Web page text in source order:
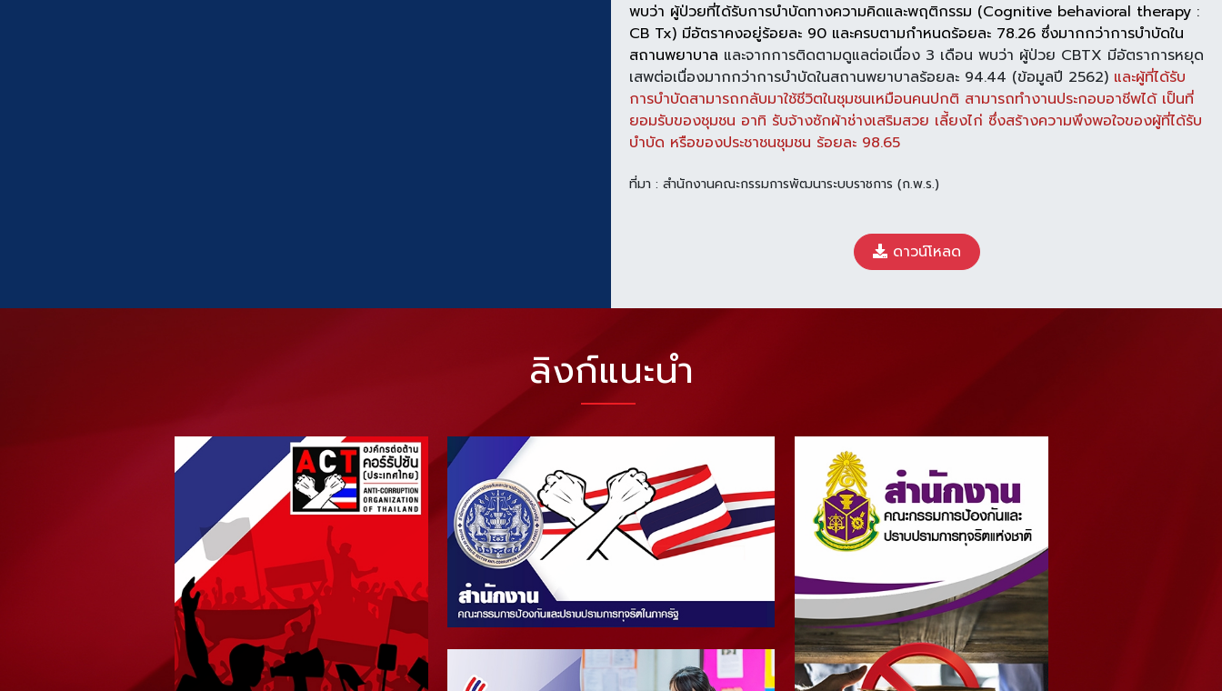
พบว่า ผู้ป่วยที่ได้รับการบำบัดทางความคิดและพฤติกรรม (Cognitive behavioral therapy :
CB Tx) มีอัตราคงอยู่ร้อยละ 90 และครบตามกำหนดร้อยละ 78.26 ซึ่งมากกว่าการบำบัดใน
สถานพยาบาล และจากการติดตามดูแลต่อเนื่อง 3 เดือน พบว่า ผู้ป่วย CBTX มีอัตราการหยุด
เสพต่อเนื่องมากกว่าการบำบัดในสถานพยาบาลร้อยละ 94.44 (ข้อมูลปี 2562) และผู้ที่ได้รับ
การบำบัดสามารถกลับมาใช้ชีวิตในชุมชนเหมือนคนปกติ สามารถทำงานประกอบอาชีพได้ เป็นที่
ยอมรับของชุมชน อาทิ รับจ้างซักผ้าช่างเสริมสวย เลี้ยงไก่ ซึ่งสร้างความพึงพอใจของผู้ที่ได้รับ
บำบัด หรือของประชาชนชุมชน ร้อยละ 98.65
ที่มา : สำนักงานคณะกรรมการพัฒนาระบบราชการ (ก.พ.ร.)
ดาวน์โหลด
ลิงก์แนะนำ